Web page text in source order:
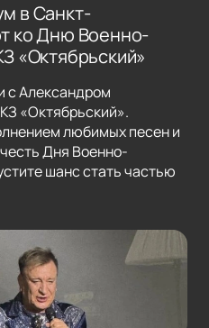
в Санкт-
ко Дню Военно-
«Октябрьский»
с Александром
«Октябрьский».
любимых песен и
Дня Военно-
шанс стать частью